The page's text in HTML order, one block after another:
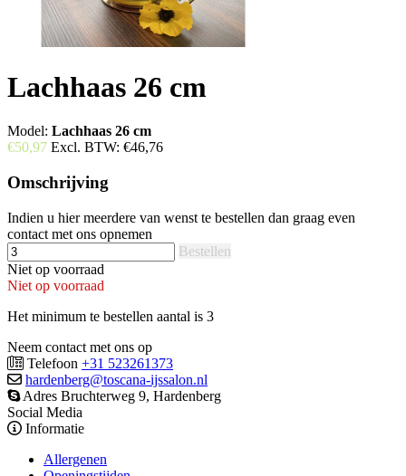
Lachhaas 26 cm
Model: Lachhaas 26 cm
€50,97 Excl. BTW: €46,76
Omschrijving
Indien u hier meerdere van wenst te bestellen dan graag even
contact met ons opnemen
Bestellen
Niet op voorraad
Niet op voorraad
Het minimum te bestellen aantal is 3
Neem contact met ons op
Telefoon +31 523261373
hardenberg@toscana-ijssalon.nl
Adres Bruchterweg 9, Hardenberg
Social Media
Informatie
Allergenen